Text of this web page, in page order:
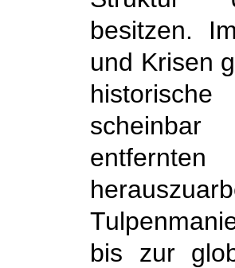
besitzen.
und Krisen
bis zur